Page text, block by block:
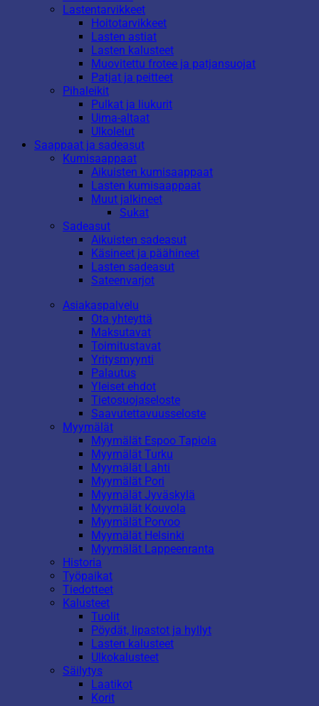
Lastentarvikkeet
Hoitotarvikkeet
Lasten astiat
Lasten kalusteet
Muovitettu frotee ja patjansuojat
Patjat ja peitteet
Pihaleikit
Pulkat ja liukurit
Uima-altaat
Ulkolelut
Saappaat ja sadeasut
Kumisaappaat
Aikuisten kumisaappaat
Lasten kumisaappaat
Muut jalkineet
Sukat
Sadeasut
Aikuisten sadeasut
Käsineet ja päähineet
Lasten sadeasut
Sateenvarjot
Asiakaspalvelu
Ota yhteyttä
Maksutavat
Toimitustavat
Yritysmyynti
Palautus
Yleiset ehdot
Tietosuojaseloste
Saavutettavuusseloste
Myymälät
Myymälät Espoo Tapiola
Myymälät Turku
Myymälät Lahti
Myymälät Pori
Myymälät Jyväskylä
Myymälät Kouvola
Myymälät Porvoo
Myymälät Helsinki
Myymälät Lappeenranta
Historia
Työpaikat
Tiedotteet
Kalusteet
Tuolit
Pöydät, lipastot ja hyllyt
Lasten kalusteet
Ulkokalusteet
Säilytys
Laatikot
Korit